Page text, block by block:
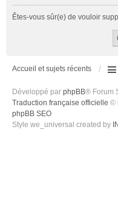
Êtes-vous sûr(e) de vouloir
Accueil et sujets récents
Développé par phpBB® Forum
Traduction française officielle ©
phpBB SEO
Style we_universal created by